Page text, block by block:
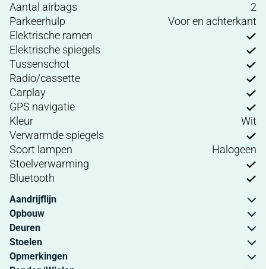
Aantal airbags
2
Parkeerhulp
Voor en achterkant
Elektrische ramen
Elektrische spiegels
Tussenschot
Radio/cassette
Carplay
GPS navigatie
Kleur
Wit
Verwarmde spiegels
Soort lampen
Halogeen
Stoelverwarming
Bluetooth
Aandrijflijn
Opbouw
Deuren
Stoelen
Opmerkingen